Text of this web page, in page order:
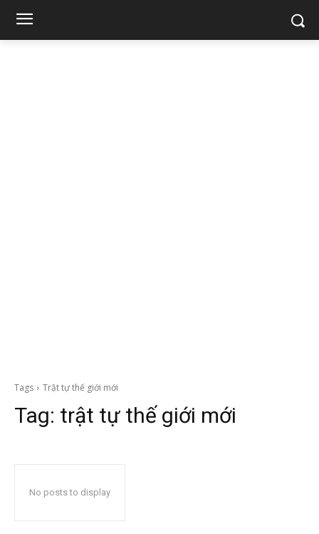
Tags Trật tự thế giới mới
Tag: trật tự thế giới mới
No posts to display